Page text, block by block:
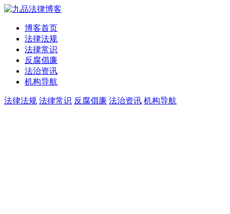
博客首页
法律法规
法律常识
反腐倡廉
法治资讯
机构导航
法律法规 法律常识 反腐倡廉 法治资讯 机构导航